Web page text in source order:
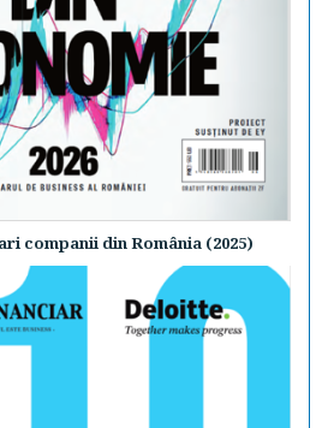
companii din România (2025)